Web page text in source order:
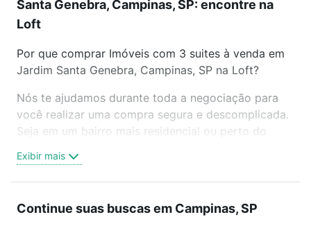
Santa Genebra, Campinas, SP: encontre na
Loft
Por que comprar Imóveis com 3 suites à venda em
Jardim Santa Genebra, Campinas, SP na Loft?
Nós te ajudamos durante toda a negociação para
você realizar uma compra segura e descomplicada.
Seja em um bairro mais residencial ou perto do
oferta ideal de Imóveis com 3 suites à venda em
Jardim Santa Genebra, Campinas, SP para
ou por videochamada, é grátis, sem compromisso e
Exibir mais
Continue suas buscas em Campinas, SP